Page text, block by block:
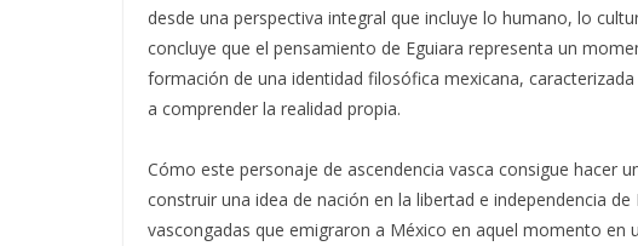
desde una perspectiva integral que incluye lo humano, lo
concluye que el pensamiento de Eguiara representa un
formación de una identidad filosófica mexicana,
a comprender la realidad propia.
Cómo este personaje de ascendencia vasca consigue hacer
construir una idea de nación en la libertad e independencia
vascongadas que emigraron a México en aquel momento